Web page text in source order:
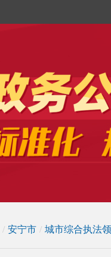
/ 安宁市 / 城市综合执法